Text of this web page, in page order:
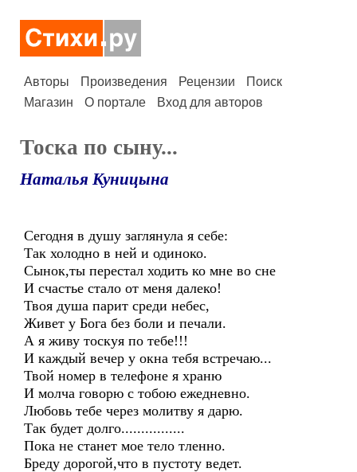
Авторы Произведения Рецензии
Поиск
Магазин
О портале Вход для авторов
Тоска по сыну...
Наталья Куницына
Сегодня в душу заглянула я себе:
Так холодно в ней и одиноко.
Сынок,ты перестал ходить ко мне во сне
И счастье стало от меня далеко!
Твоя душа парит среди небес,
Живет у Бога без боли и печали.
А я живу тоскуя по тебе!!!
И каждый вечер у окна тебя встречаю...
Твой номер в телефоне я храню
И молча говорю с тобою ежедневно.
Любовь тебе через молитву я дарю.
Так будет долго................
Пока не станет мое тело тленно.
Бреду дорогой,что в пустоту ведет.